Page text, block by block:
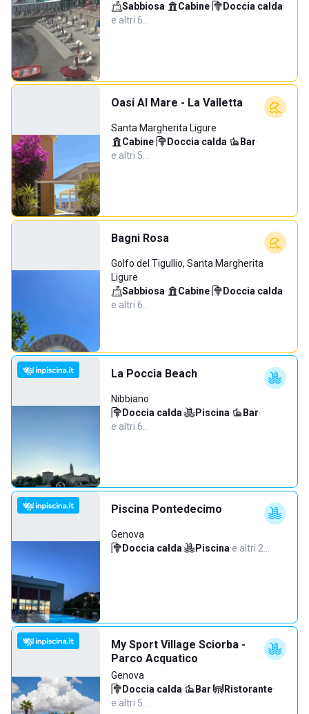
Sabbiosa· Cabine· Doccia calda·
e altri 6…
Oasi Al Mare - La Valletta
Santa Margherita Ligure
Cabine· Doccia calda· Bar·
e altri 5…
Bagni Rosa
Golfo del Tigullio, Santa Margherita
Ligure
Sabbiosa· Cabine· Doccia calda·
e altri 6…
La Poccia Beach
Nibbiano
Doccia calda· Piscina· Bar·
e altri 6…
Piscina Pontedecimo
Genova
Doccia calda· Piscina·e altri 2…
My Sport Village Sciorba -
Parco Acquatico
Genova
Doccia calda· Bar· Ristorante·
e altri 5…